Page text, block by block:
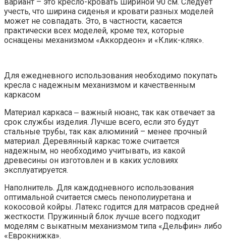
учесть, что ширина сиденья и кровати разных моделей
может не совпадать. Это, в частности, касается
практически всех моделей, кроме тех, которые
оснащены механизмом «Аккордеон» и «Клик-кляк».
Для ежедневного использования необходимо покупать
кресла с надежным механизмом и качественным
каркасом
Материал каркаса ‒ важный нюанс, так как отвечает за
срок службы изделия. Лучше всего, если это будут
стальные трубы, так как алюминий – менее прочный
материал. Деревянный каркас тоже считается
надежным, но необходимо учитывать, из какой
древесины он изготовлен и в каких условиях
эксплуатируется.
Наполнитель. Для каждодневного использования
оптимальной считается смесь пенополиуретана и
кокосовой койры. Латекс годится для матрасов средней
жесткости. Пружинный блок лучше всего подходит
моделям с выкатным механизмом типа «Дельфин» либо
«Еврокнижка».